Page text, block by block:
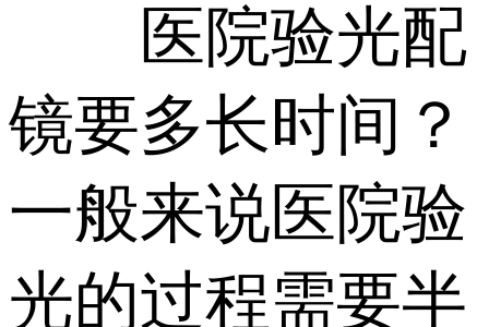
医院验光配
镜要多长时间？
一般来说医院验
光的过程需要半